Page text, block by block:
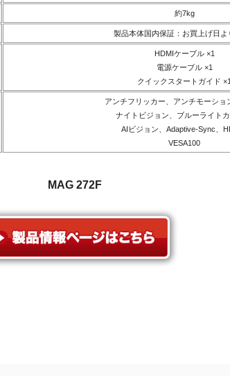
約7kg
製品本体国内保証：お買上げ日よ
HDMIケーブル ×1
電源ケーブル ×1
クイックスタートガイド
アンチフリッカー、アンチモーショ
ナイトビジョン、ブルーライト
AIビジョン、Adaptive-Sync、
VESA100
MAG 272F